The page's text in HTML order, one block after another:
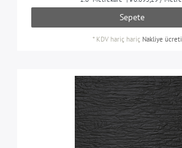
Sepete
* KDV hariç hariç Nakliye ücreti